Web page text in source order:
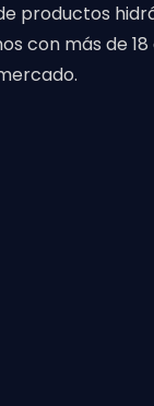
productos
con más de 18